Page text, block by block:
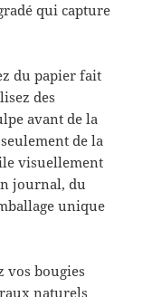
qui capture
du papier fait
des
avant de la
de la
visuellement
journal, du
unique
vos bougies
naturels